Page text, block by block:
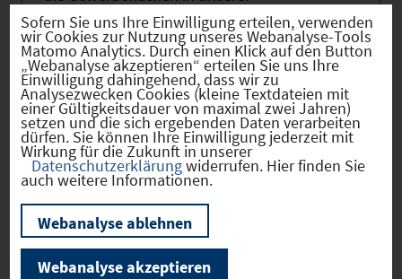
Marktgemeinde enthält, oder eine CD mit
zusätzlichen Informationen. Auf unserer
Homepage unterwww.dietenhofen.de
finden Sie unsere Kontaktdaten.
Wir würden uns freuen, wenn wir Ihr
Interesse an unserer Marktgemeinde
geweckt hätten und freuen uns auf ein
Gespräch mit Ihnen.
Sofern Sie uns Ihre Einwilligung erteilen, verwenden
wir Cookies zur Nutzung unseres Webanalyse-Tools
Matomo Analytics. Durch einen Klick auf den Button
„Webanalyse akzeptieren“ erteilen Sie uns Ihre
Einwilligung dahingehend, dass wir zu
Analysezwecken Cookies (kleine Textdateien mit
einer Gültigkeitsdauer von maximal zwei Jahren)
setzen und die sich ergebenden Daten verarbeiten
dürfen. Sie können Ihre Einwilligung jederzeit mit
Wirkung für die Zukunft in unserer
Datenschutzerklärungwiderrufen. Hier finden Sie
auch weitere Informationen.
Webanalyse ablehnen
Webanalyse akzeptieren